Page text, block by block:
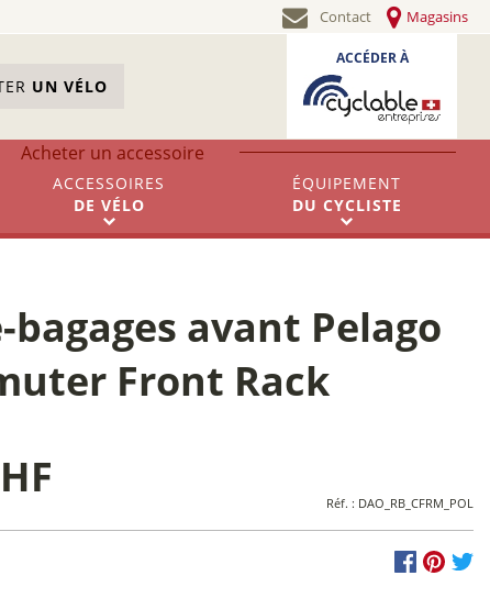
Contact Magasins
UN VÉLO
ACCÉDER À
Acheter un accessoire
ACCESSOIRES
DE VÉLO
ÉQUIPEMENT
DU CYCLISTE
bagages avant Pelago
Front Rack
Réf. : DAO_RB_CFRM_POL